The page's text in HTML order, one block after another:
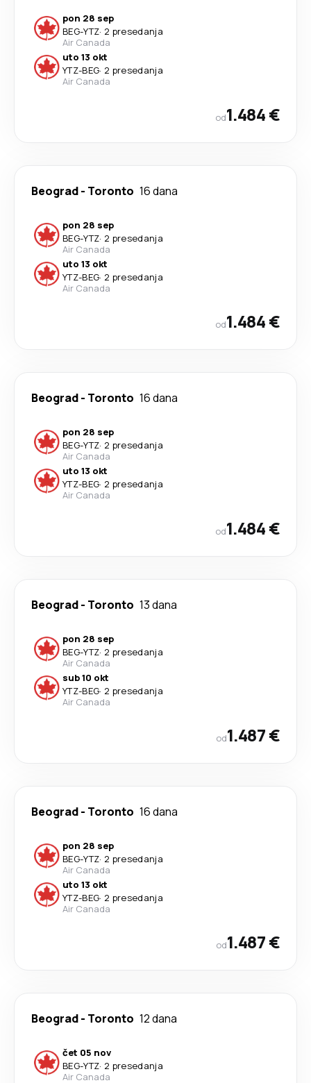
pon 28 sep
BEG-YTZ· 2 presedanja
Air Canada
uto 13 okt
YTZ-BEG· 2 presedanja
Air Canada
od1.484 €
Beograd- Toronto 16 dana
pon 28 sep
BEG-YTZ· 2 presedanja
Air Canada
uto 13 okt
YTZ-BEG· 2 presedanja
Air Canada
od1.484 €
Beograd- Toronto 16 dana
pon 28 sep
BEG-YTZ· 2 presedanja
Air Canada
uto 13 okt
YTZ-BEG· 2 presedanja
Air Canada
od1.484 €
Beograd- Toronto 13 dana
pon 28 sep
BEG-YTZ· 2 presedanja
Air Canada
sub 10 okt
YTZ-BEG· 2 presedanja
Air Canada
od1.487 €
Beograd- Toronto 16 dana
pon 28 sep
BEG-YTZ· 2 presedanja
Air Canada
uto 13 okt
YTZ-BEG· 2 presedanja
Air Canada
od1.487 €
Beograd- Toronto 12 dana
čet 05 nov
BEG-YTZ· 2 presedanja
Air Canada